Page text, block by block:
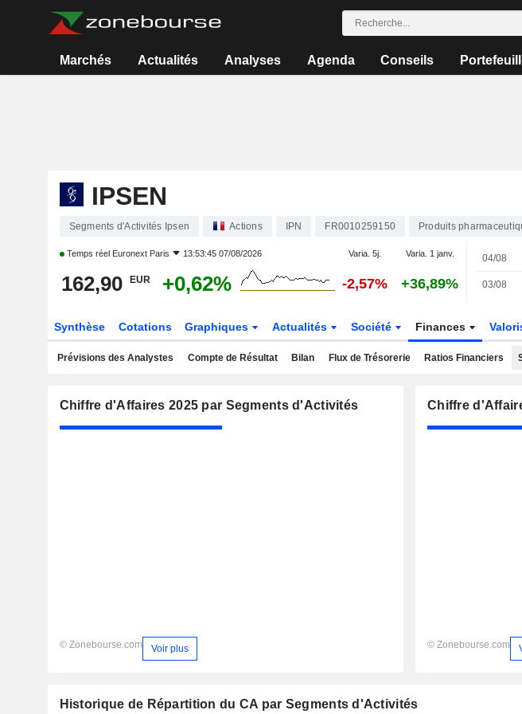
Marchés Actualités Analyses Agenda Conseils
IPSEN
Segments d'Activités Ipsen Actions IPN FR0010259150 Produits
Temps réel Euronext Paris 13:53:45 07/08/2026 Varia. 5j. Varia. 1 janv.
162,90 EUR +0,62% -2,57% +36,89%
04/08
03/08
Synthèse Cotations Graphiques Actualités Société Finances
Prévisions des Analystes Compte de Résultat Bilan Flux de Trésorerie Ratios Financiers
Chiffre d'Affaires 2025 par Segments d'Activités
© Zonebourse.com Voir plus
Chiffre
© Zonebourse.com
Historique de Répartition du CA par Segments d'Activités